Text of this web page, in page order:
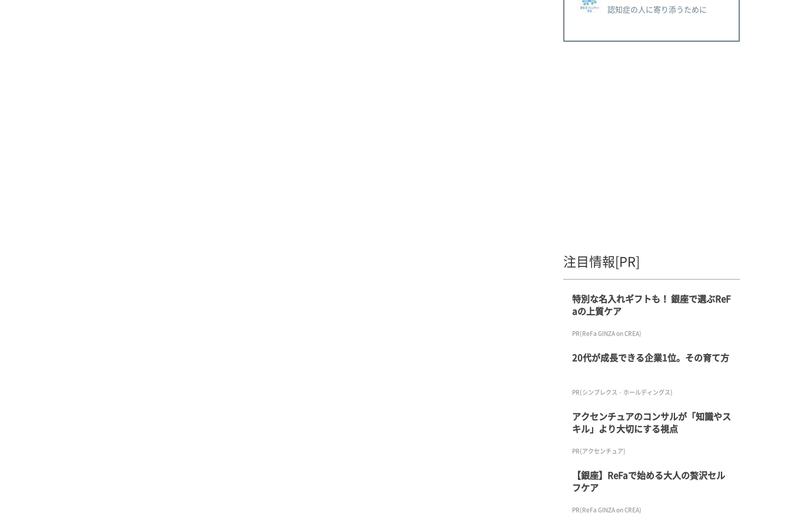
認知症の人に寄り添うために
注目情報[PR]
特別な名入れギフトも！ 銀座で選ぶReF
aの上質ケア
PR(ReFa GINZA on CREA)
20代が成長できる企業1位。その育て方
PR(シンプレクス・ホールディングス)
アクセンチュアのコンサルが「知識やス
キル」より大切にする視点
PR(アクセンチュア)
【銀座】ReFaで始める大人の贅沢セル
フケア
PR(ReFa GINZA on CREA)